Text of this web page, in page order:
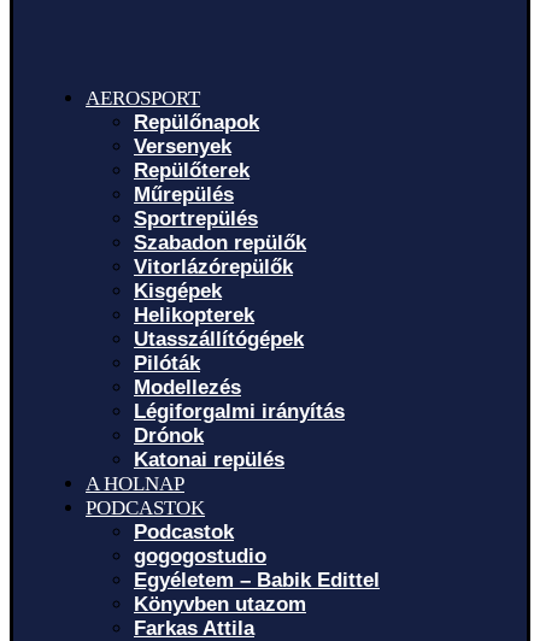
AEROSPORT
Repülőnapok
Versenyek
Repülőterek
Műrepülés
Sportrepülés
Szabadon repülők
Vitorlázórepülők
Kisgépek
Helikopterek
Utasszállítógépek
Pilóták
Modellezés
Légiforgalmi irányítás
Drónok
Katonai repülés
A HOLNAP
PODCASTOK
Podcastok
gogogostudio
Egyéletem – Babik Edittel
Könyvben utazom
Farkas Attila